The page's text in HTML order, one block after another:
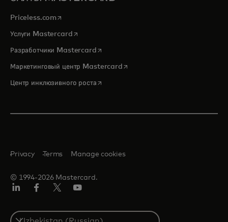
Priceless.com opens in a new tab
Услуги Mastercardopens in a new tab
Разработчики Mastercardopens in a new tab
Маркетинговый центр Mastercardopens in a new tab
Центр инклюзивного ростаopens in a new tab
© 1994-2026 Mastercard.
Privacy Terms Manage cookies
Select